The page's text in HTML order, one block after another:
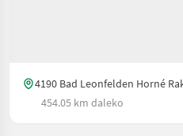
4190 Bad Leonfelden Horné
454.05 km daleko